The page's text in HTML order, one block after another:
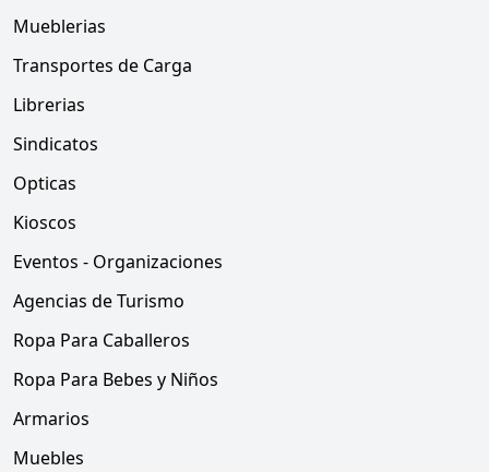
Mueblerias
Transportes de Carga
Librerias
Sindicatos
Opticas
Kioscos
Eventos - Organizaciones
Agencias de Turismo
Ropa Para Caballeros
Ropa Para Bebes y Niños
Armarios
Muebles